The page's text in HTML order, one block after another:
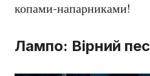
копами-напарниками!
Лампо: Вірний пес